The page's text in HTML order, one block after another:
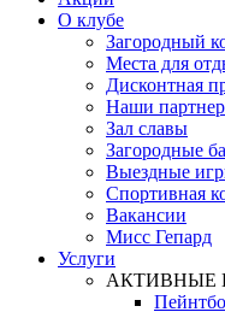
О клубе
Загородный
Места для
Дисконтная
Наши
Зал славы
Загородные
Выездные
Спортивная
Вакансии
Мисс Гепард
Услуги
АКТИВНЫЕ